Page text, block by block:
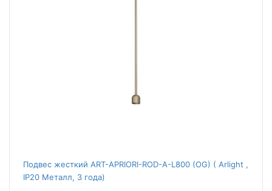
Подвес жесткий ART-APRIORI-ROD-A-L800 (OG) ( Arlight ,
IP20 Металл, 3 года)